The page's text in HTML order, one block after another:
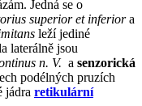
Jedná se o
superior et inferiora
leží jediné
laterálně jsou
n. V. a senzorická
podélných pruzích
jádra retikulární